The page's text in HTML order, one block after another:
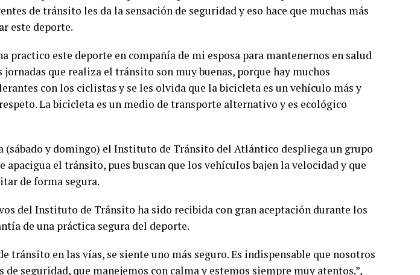
de tránsito les da la sensación de seguridad y eso hace que muchas más
este deporte.
practico este deporte en compañía de mi esposa para mantenernos en salud
jornadas que realiza el tránsito son muy buenas, porque hay muchos
con los ciclistas y se les olvida que la bicicleta es un vehículo más y
La bicicleta es un medio de transporte alternativo y es ecológico
(sábado y domingo) el Instituto de Tránsito del Atlántico despliega un grupo
apacigua el tránsito, pues buscan que los vehículos bajen la velocidad y que
de forma segura.
del Instituto de Tránsito ha sido recibida con gran aceptación durante los
de una práctica segura del deporte.
tránsito en las vías, se siente uno más seguro. Es indispensable que nosotros
de seguridad, que manejemos con calma y estemos siempre muy atentos.”,